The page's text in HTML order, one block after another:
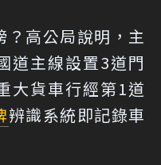
？高公局說明，主
道主線設置3道門
大貨車行經第1道
辨識系統即記錄車